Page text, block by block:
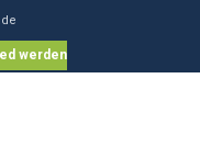
werden